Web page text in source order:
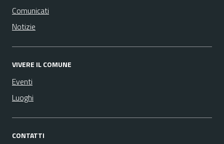
Comunicati
Notizie
VIVERE IL COMUNE
Eventi
Luoghi
CONTATTI